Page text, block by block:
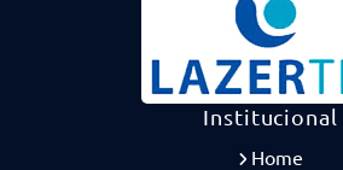
Institucional
Home